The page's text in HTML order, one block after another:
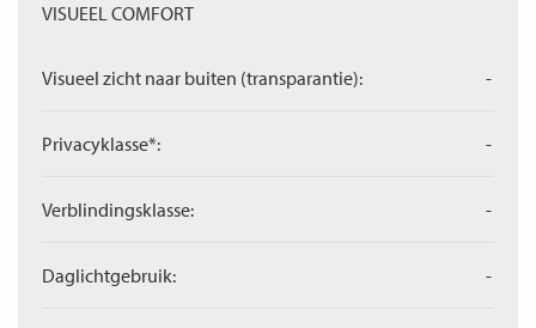
VISUEEL COMFORT
Visueel zicht naar buiten (transparantie): -
Privacyklasse*: -
Verblindingsklasse: -
Daglichtgebruik: -